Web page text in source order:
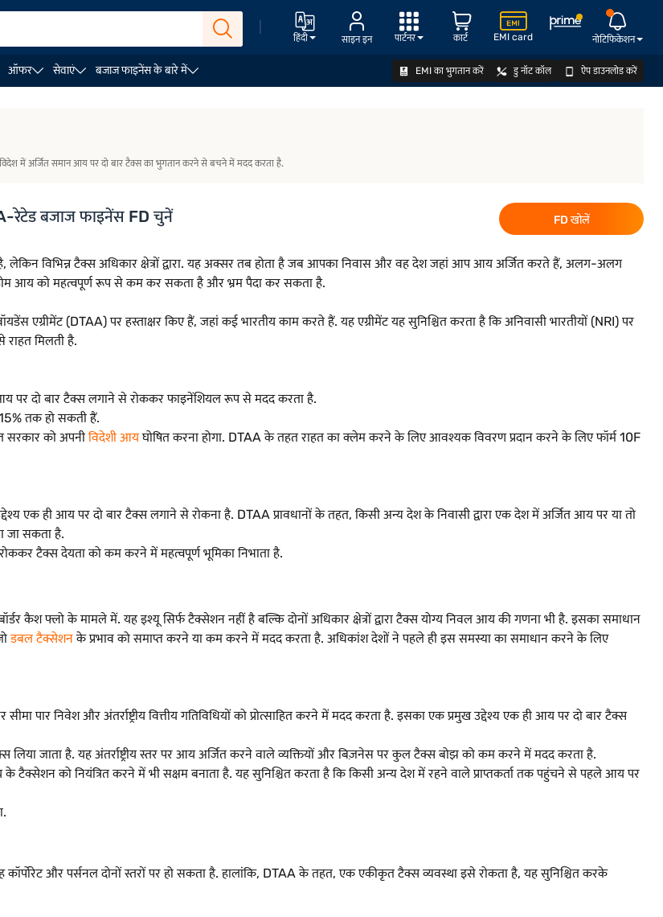
हिंदी साइन इन EMI card नोटिफिकेशन
कार्ट
पार्टनर
ऑफर सेवाएं बजाज फाइनेंस के बारे में EMI का भुगतान करें डु नॉट कॉल ऐप डाउनलोड करें
में अर्जित समान आय पर दो बार टैक्स का भुगतान करने से बचने में मदद करता है.
रेटेड बजाज फाइनेंस FD चुनें FD खोलें
विभिन्न टैक्स अधिकार क्षेत्रों द्वारा. यह अक्सर तब होता है जब आपका निवास और वह देश जहां आप आय अर्जित करते हैं, अलग-अलग
आय को महत्वपूर्ण रूप से कम कर सकता है और भ्रम पैदा कर सकता है.
(DTAA) पर हस्ताक्षर किए हैं, जहां कई भारतीय काम करते हैं. यह एग्रीमेंट यह सुनिश्चित करता है कि अनिवासी भारतीयों (NRI) पर
मिलती है.
दो बार टैक्स लगाने से रोककर फाइनेंशियल रूप से मदद करता है.
तक हो सकती हैं.
सरकार को अपनीविदेशी आयघोषित करना होगा. DTAA के तहत राहत का क्लेम करने के लिए आवश्यक विवरण प्रदान करने के लिए फॉर्म 10F
एक ही आय पर दो बार टैक्स लगाने से रोकना है. DTAA प्रावधानों के तहत, किसी अन्य देश के निवासी द्वारा एक देश में अर्जित आय पर या तो
जा सकता है.
टैक्स देयता को कम करने में महत्वपूर्ण भूमिका निभाता है.
कैश फ्लो के मामले में. यह इश्यू सिर्फ टैक्सेशन नहीं है बल्कि दोनों अधिकार क्षेत्रों द्वारा टैक्स योग्य निवल आय की गणना भी है. इसका समाधान
डबल टैक्सेशनके प्रभाव को समाप्त करने या कम करने में मदद करता है. अधिकांश देशों ने पहले ही इस समस्या का समाधान करने के लिए
निवेश और अंतर्राष्ट्रीय वित्तीय गतिविधियों को प्रोत्साहित करने में मदद करता है. इसका एक प्रमुख उद्देश्य एक ही आय पर दो बार टैक्स
लिया जाता है. यह अंतर्राष्ट्रीय स्तर पर आय अर्जित करने वाले व्यक्तियों और बिज़नेस पर कुल टैक्स बोझ को कम करने में मदद करता है.
के टैक्सेशन को नियंत्रित करने में भी सक्षम बनाता है. यह सुनिश्चित करता है कि किसी अन्य देश में रहने वाले प्राप्तकर्ता तक पहुंचने से पहले आय पर
और पर्सनल दोनों स्तरों पर हो सकता है. हालांकि, DTAA के तहत, एक एकीकृत टैक्स व्यवस्था इसे रोकता है, यह सुनिश्चित करके